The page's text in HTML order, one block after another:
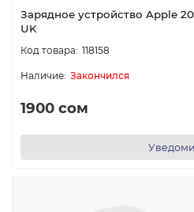
Зарядное устройство Apple
UK
118158
Закончился
1900 сом